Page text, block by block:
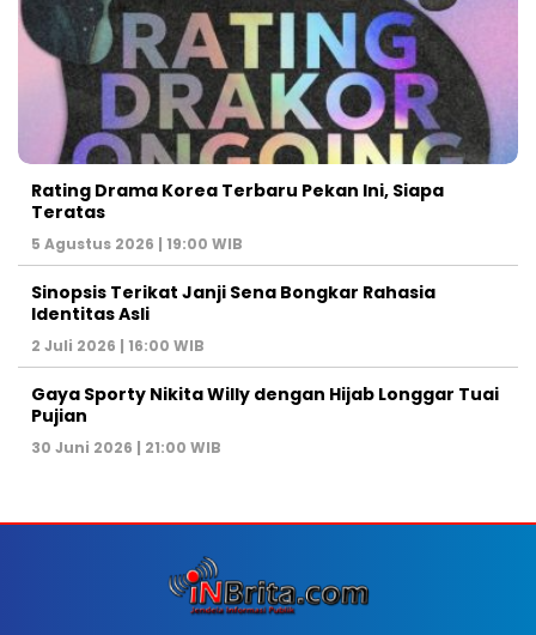
Rating Drama Korea Terbaru Pekan Ini, Siapa
Teratas
5 Agustus 2026 | 19:00 WIB
Sinopsis Terikat Janji Sena Bongkar Rahasia
Identitas Asli
2 Juli 2026 | 16:00 WIB
Gaya Sporty Nikita Willy dengan Hijab Longgar Tuai
Pujian
30 Juni 2026 | 21:00 WIB